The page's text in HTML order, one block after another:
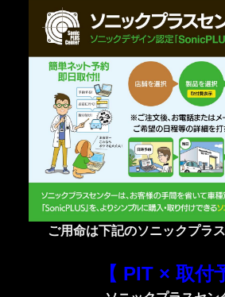
ご用命は下記のソニックプラ
【 PIT × 取付